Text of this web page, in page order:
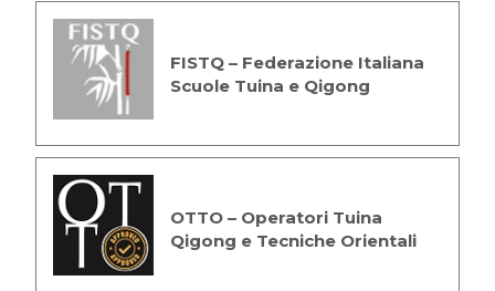
FISTQ – Federazione Italiana
Scuole Tuina e Qigong
OTTO – Operatori Tuina
Qigong e Tecniche Orientali